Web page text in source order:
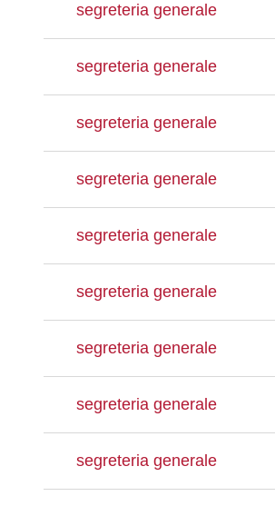
segreteria generale
segreteria generale
segreteria generale
segreteria generale
segreteria generale
segreteria generale
segreteria generale
segreteria generale
segreteria generale